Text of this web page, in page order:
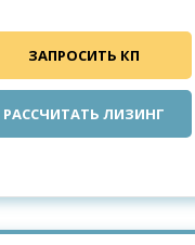
ЗАПРОСИТЬ КП
РАССЧИТАТЬ ЛИЗИНГ